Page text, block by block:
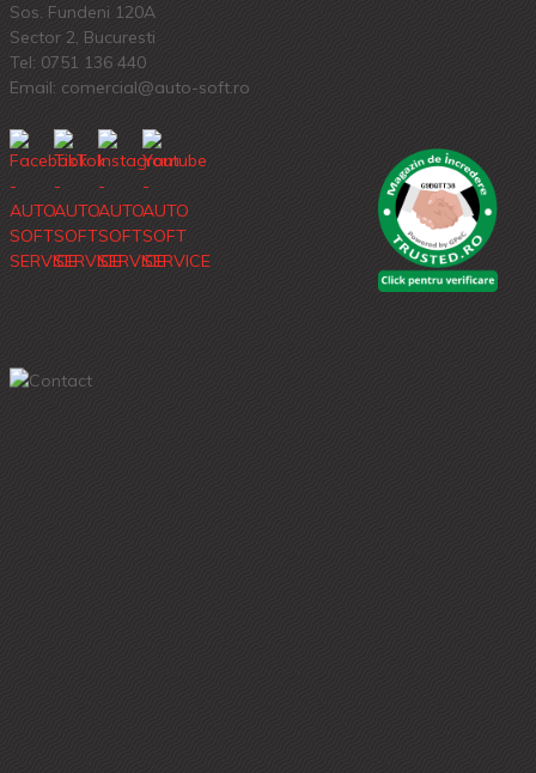
Sos. Fundeni 120A
Sector 2, Bucuresti
Tel: 0751 136 440
Email: comercial@auto-soft.ro